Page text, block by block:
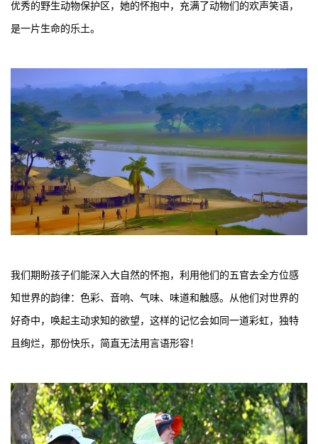
优秀的野生动物保护区，她的怀抱中，充满了动物们的欢声笑语，
是一片生命的乐土。
我们期盼孩子们能深入大自然的怀抱，利用他们的五官去全方位感
知世界的韵律：色彩、音响、气味、味道和触感。从他们对世界的
好奇中，唤起主动求知的欲望，这样的记忆会如同一道彩虹，独特
且绚烂，那份快乐，简直无法用言语形容！